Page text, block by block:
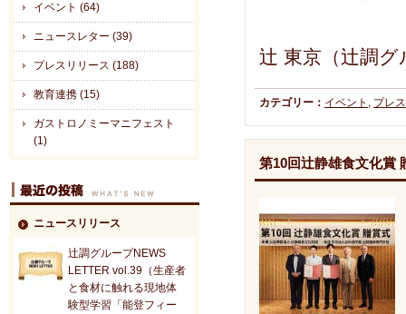
辻 東京（辻調グ
カテゴリー： イベント , プレ
第10回辻静雄食文化賞
イベント (64)
ニュースレター (39)
プレスリリース (188)
教育連携 (15)
ガストロノミーマニフェスト
(1)
ニュースリリース
辻調グループNEWS
LETTER vol.39（生産者
と食材に触れる現地体
験型学習「能登フィー